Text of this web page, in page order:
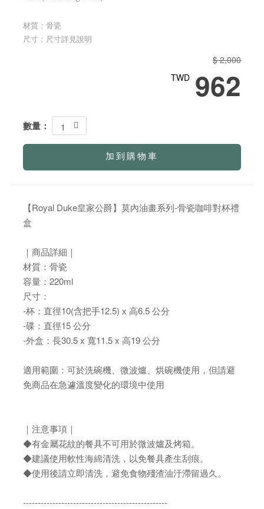
材質：骨瓷
尺寸：尺寸詳見說明
$ 2,000
TWD 962
數量： 1
加到購物車
【Royal Duke皇家公爵】莫內油畫系列-骨瓷咖啡對杯禮
盒
｜商品詳細｜
材質：骨瓷
容量：220ml
尺寸：
-杯：直徑10(含把手12.5) x 高6.5 公分
-碟：直徑15 公分
-外盒：長30.5 x 寬11.5 x 高19 公分
適用範圍：可於洗碗機、微波爐、烘碗機使用，但請避
免商品在急遽溫度變化的環境中使用
｜注意事項｜
◆有金屬花紋的餐具不可用於微波爐及烤箱。
◆建議使用軟性海綿清洗，以免餐具產生刮痕。
◆使用後請立即清洗，避免食物殘渣油汙滯留過久。
-------------------------------------------------